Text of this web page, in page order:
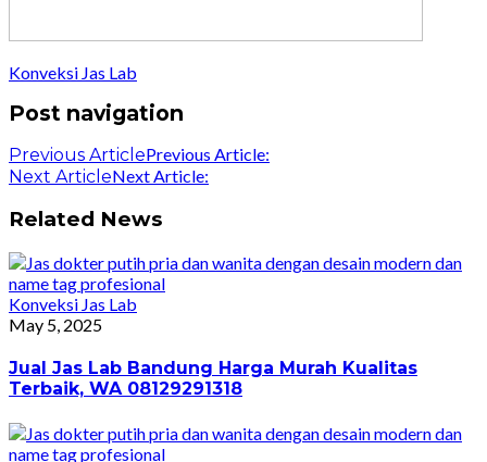
Konveksi Jas Lab
Post navigation
Previous ArticlePrevious Article:
Next ArticleNext Article:
Related News
Konveksi Jas Lab
May 5, 2025
Jual Jas Lab Bandung Harga Murah Kualitas
Terbaik, WA 08129291318